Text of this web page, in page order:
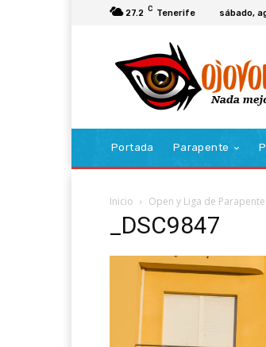
27.2 C Tenerife sábado,
Portada Parapente
Inicio Open y Liga de
_DSC9847